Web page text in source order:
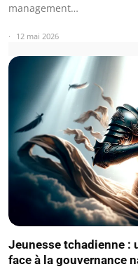
management…
12 mai 2026
Jeunesse tchadienne :
face à la gouvernance